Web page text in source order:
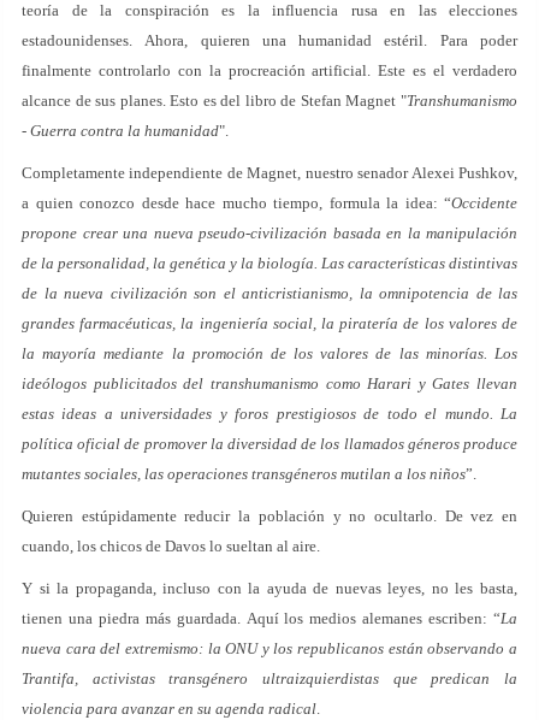
teoría de la conspiración es la influencia rusa en las elecciones
estadounidenses. Ahora, quieren una humanidad estéril. Para poder
finalmente controlarlo con la procreación artificial. Este es el verdadero
alcance de sus planes. Esto es del libro de Stefan Magnet "Transhumanismo
- Guerra contra la humanidad".
Completamente independiente de Magnet, nuestro senador Alexei Pushkov,
a quien conozco desde hace mucho tiempo, formula la idea: “Occidente
propone crear una nueva pseudo-civilización basada en la manipulación
de la personalidad, la genética y la biología. Las características distintivas
de la nueva civilización son el anticristianismo, la omnipotencia de las
grandes farmacéuticas, la ingeniería social, la piratería de los valores de
la mayoría mediante la promoción de los valores de las minorías. Los
ideólogos publicitados del transhumanismo como Harari y Gates llevan
estas ideas a universidades y foros prestigiosos de todo el mundo. La
política oficial de promover la diversidad de los llamados géneros produce
mutantes sociales, las operaciones transgéneros mutilan a los niños”.
Quieren estúpidamente reducir la población y no ocultarlo. De vez en
cuando, los chicos de Davos lo sueltan al aire.
Y si la propaganda, incluso con la ayuda de nuevas leyes, no les basta,
tienen una piedra más guardada. Aquí los medios alemanes escriben: “La
nueva cara del extremismo: la ONU y los republicanos están observando a
Trantifa, activistas transgénero ultraizquierdistas que predican la
violencia para avanzar en su agenda radical.